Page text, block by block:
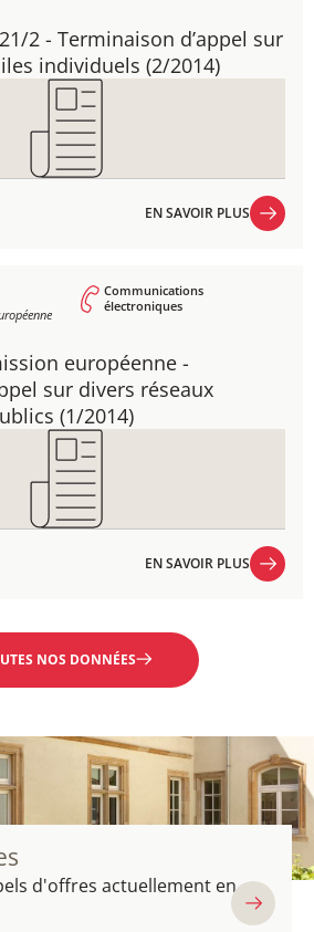
2 - ​Terminaison d’appel sur
individuels ​(2/2014)
EN SAVOIR PLUS
européenne -
sur divers réseaux
(1/2014)
Communications
électroniques
EN SAVOIR PLUS
NOS DONNÉES
d'offres actuellement en